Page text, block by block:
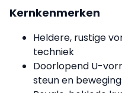
Kernkenmerken
Heldere, rustige
techniek
Doorlopend U-
steun en